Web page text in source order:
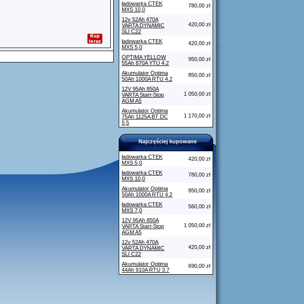
ładowarka CTEK
MXS 10,0
780,00 zł
12v 52Ah 470A
VARTA DYNAMIC
SLI C22
420,00 zł
ładowarka CTEK
MXS 5,0
420,00 zł
OPTIMA YELLOW
55Ah 870A YTU 4.2
950,00 zł
Akumulator Optima
50Ah 1000A RTU 4.2
850,00 zł
12V 95Ah 850A
VARTA Start-Stop
AGM A5
1 050,00 zł
Akumulator Optima
75Ah 1125A BT DC
5,5
1 170,00 zł
Najczęściej kupowane
ładowarka CTEK
MXS 5,0
420,00 zł
ładowarka CTEK
MXS 10,0
780,00 zł
Akumulator Optima
50Ah 1000A RTU 4.2
850,00 zł
ładowarka CTEK
MXS 7,0
560,00 zł
12V 95Ah 850A
VARTA Start-Stop
AGM A5
1 050,00 zł
12v 52Ah 470A
VARTA DYNAMIC
SLI C22
420,00 zł
Akumulator Optima
44Ah 910A RTU 3.7
690,00 zł